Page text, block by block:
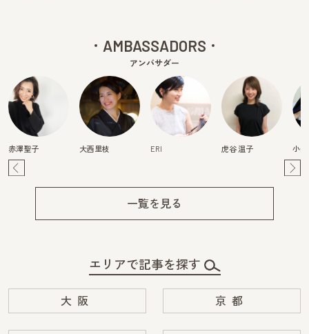
AMBASSADORS
アンバサダー
赤澤聖子 大西里枝 ERI 虎谷 温子 小
一覧を見る
エリアで記事を探す
大阪 京都